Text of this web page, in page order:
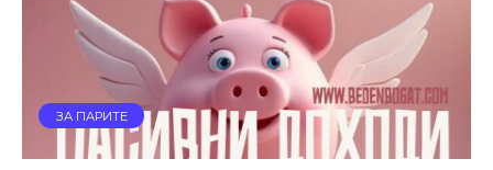
ЗА ПАРИТЕ